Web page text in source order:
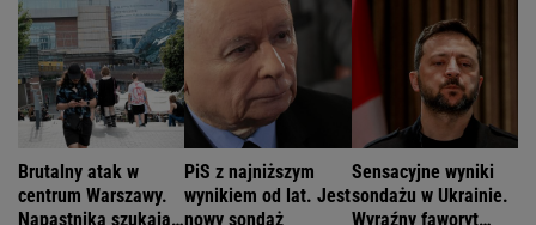
Brutalny atak w
centrum Warszawy.
Napastnika szukają
PiS z najniższym
wynikiem od lat. Jest
nowy sondaż
Sensacyjne wyniki
sondażu w Ukrainie.
Wyraźny faworyt